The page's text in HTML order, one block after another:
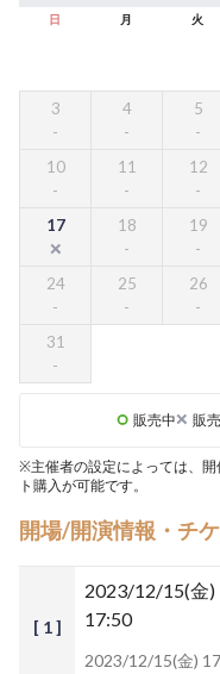
日 月 火
3 4 5
10 11 12
17 18 19
24 25 26
31
販売中 販
※主催者の設定によっては、
ト購入が可能です。
開場/開演情報・チ
[ 1 ]
2023/12/15(金)
17:50
2023/12/15(金)